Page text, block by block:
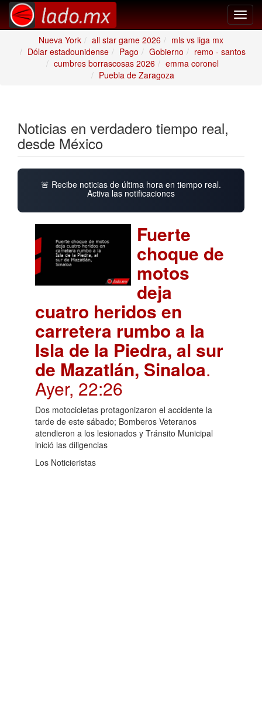
Nueva York
all star game 2026
mls vs liga mx
Dólar estadounidense
Pago Gobierno
remo - santos
cumbres borrascosas 2026
emma coronel
Puebla de Zaragoza
Noticias en verdadero tiempo real,
desde México
🚨 Recibe noticias de última hora en tiempo real.
Activa las notificaciones
Fuerte
choque de
motos
deja
cuatro heridos en
carretera rumbo a la
Isla de la Piedra, al sur
de Mazatlán, Sinaloa.
Ayer, 22:26
Dos motocicletas protagonizaron el accidente la
tarde de este sábado; Bomberos Veteranos
atendieron a los lesionados y Tránsito Municipal
inició las diligencias
Los Noticieristas